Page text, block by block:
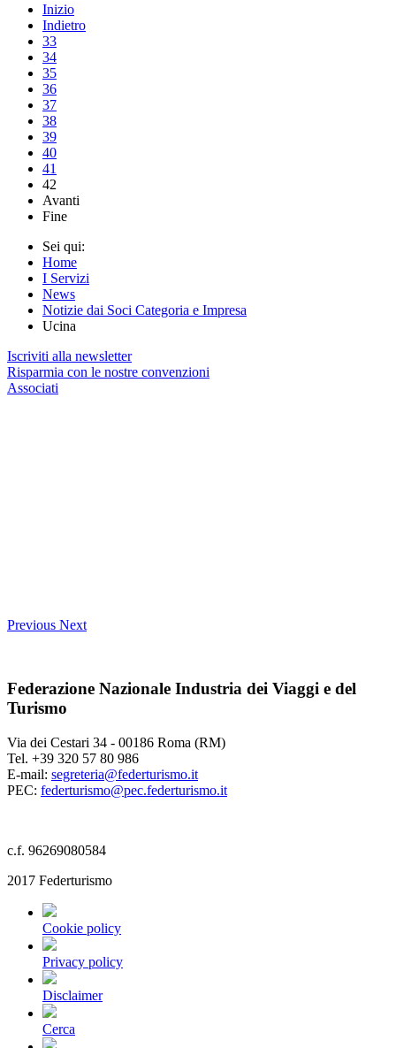
Inizio
Indietro
33
34
35
36
37
38
39
40
41
42
Avanti
Fine
Sei qui:
Home
I Servizi
News
Notizie dai Soci Categoria e Impresa
Ucina
Iscriviti alla newsletter
Risparmia con le nostre convenzioni
Associati
Previous Next
Federazione Nazionale Industria dei Viaggi e del
Turismo
Via dei Cestari 34 - 00186 Roma (RM)
Tel. +39 320 57 80 986
E-mail: segreteria@federturismo.it
PEC: federturismo@pec.federturismo.it
c.f. 96269080584
2017 Federturismo
Cookie policy
Privacy policy
Disclaimer
Cerca